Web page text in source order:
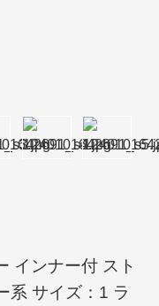
インナー付 スト
系 サイズ：1 ラ